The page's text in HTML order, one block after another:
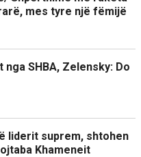
mes tyre një fëmijë
SHBA, Zelensky: Do
liderit suprem, shtohen
Khameneit